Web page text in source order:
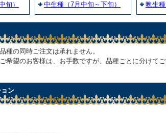
旬） 中生種（7月中旬～下旬） 晩生
種の同時ご注文は承れません。
希望のお客様は、お手数ですが、品種ごとに分けて
ン